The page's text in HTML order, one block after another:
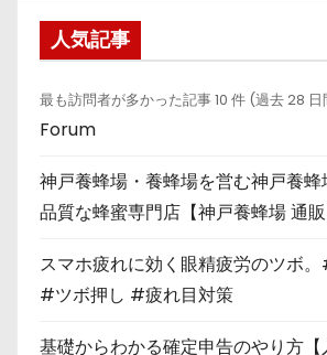
人気記事
最も訪問者が多かった記事 10 件 (過去 28 日
Forum
神戸養蜂場・養蜂場を営む神戸養
品質な蜂蜜専門店【神戸養蜂場 通販
スマホ疲れに効く眼精疲労のツボ
#ツボ押し #疲れ目対策
基礎からわかる確定申告のやり方【